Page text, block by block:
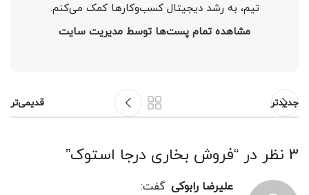
تیم، به رشد دیجیتال کسب‌وکارها کمک می‌کنم.
مشاهده تمام پست‌ها توسط مدیریت سایت
جدیدتر قدیمی‌تر
3 نظر در “ فروش بخاری درجا استوک”
علیرضا رابوکی گفت: